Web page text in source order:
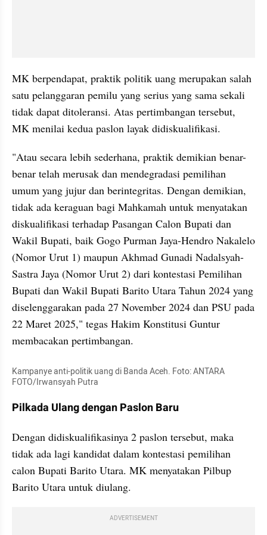
MK berpendapat, praktik politik uang merupakan salah
satu pelanggaran pemilu yang serius yang sama sekali
tidak dapat ditoleransi. Atas pertimbangan tersebut,
MK menilai kedua paslon layak didiskualifikasi.
"Atau secara lebih sederhana, praktik demikian benar-
benar telah merusak dan mendegradasi pemilihan
umum yang jujur dan berintegritas. Dengan demikian,
tidak ada keraguan bagi Mahkamah untuk menyatakan
diskualifikasi terhadap Pasangan Calon Bupati dan
Wakil Bupati, baik Gogo Purman Jaya-Hendro Nakalelo
(Nomor Urut 1) maupun Akhmad Gunadi Nadalsyah-
Sastra Jaya (Nomor Urut 2) dari kontestasi Pemilihan
Bupati dan Wakil Bupati Barito Utara Tahun 2024 yang
diselenggarakan pada 27 November 2024 dan PSU pada
22 Maret 2025," tegas Hakim Konstitusi Guntur
membacakan pertimbangan.
Kampanye anti-politik uang di Banda Aceh. Foto: ANTARA
FOTO/Irwansyah Putra
Pilkada Ulang dengan Paslon Baru
Dengan didiskualifikasinya 2 paslon tersebut, maka
tidak ada lagi kandidat dalam kontestasi pemilihan
calon Bupati Barito Utara. MK menyatakan Pilbup
Barito Utara untuk diulang.
ADVERTISEMENT